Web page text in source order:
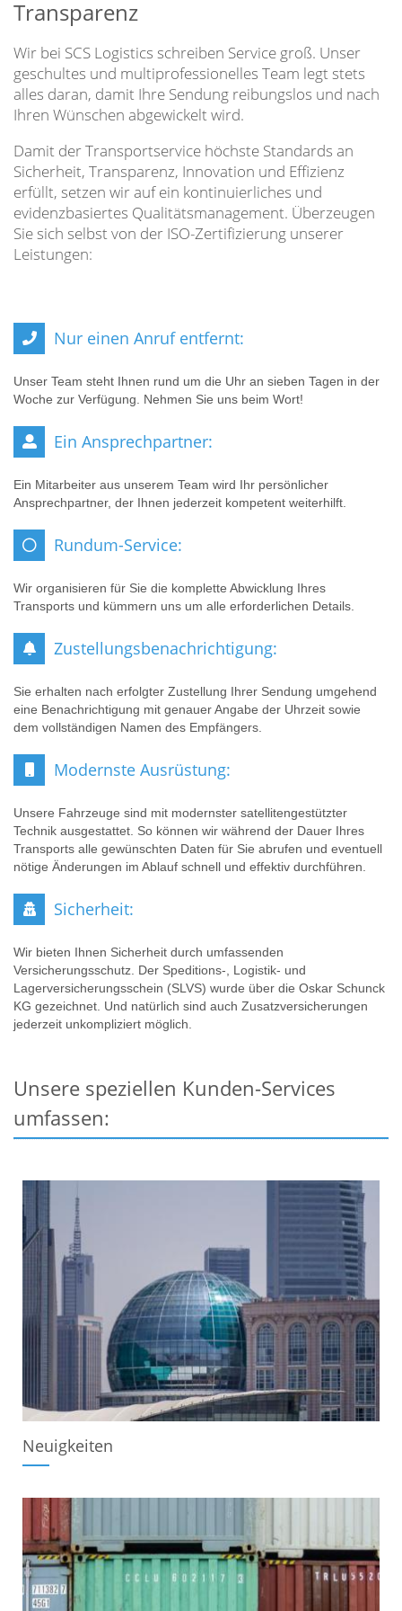
Transparenz
Wir bei SCS Logistics schreiben Service groß. Unser
geschultes und multiprofessionelles Team legt stets
alles daran, damit Ihre Sendung reibungslos und nach
Ihren Wünschen abgewickelt wird.
Damit der Transportservice höchste Standards an
Sicherheit, Transparenz, Innovation und Effizienz
erfüllt, setzen wir auf ein kontinuierliches und
evidenzbasiertes Qualitätsmanagement. Überzeugen
Sie sich selbst von der ISO-Zertifizierung unserer
Leistungen:
Nur einen Anruf entfernt:
Unser Team steht Ihnen rund um die Uhr an sieben Tagen in der
Woche zur Verfügung. Nehmen Sie uns beim Wort!
Ein Ansprechpartner:
Ein Mitarbeiter aus unserem Team wird Ihr persönlicher
Ansprechpartner, der Ihnen jederzeit kompetent weiterhilft.
Rundum-Service:
Wir organisieren für Sie die komplette Abwicklung Ihres
Transports und kümmern uns um alle erforderlichen Details.
Zustellungsbenachrichtigung:
Sie erhalten nach erfolgter Zustellung Ihrer Sendung umgehend
eine Benachrichtigung mit genauer Angabe der Uhrzeit sowie
dem vollständigen Namen des Empfängers.
Modernste Ausrüstung:
Unsere Fahrzeuge sind mit modernster satellitengestützter
Technik ausgestattet. So können wir während der Dauer Ihres
Transports alle gewünschten Daten für Sie abrufen und eventuell
nötige Änderungen im Ablauf schnell und effektiv durchführen.
Sicherheit:
Wir bieten Ihnen Sicherheit durch umfassenden
Versicherungsschutz. Der Speditions-, Logistik- und
Lagerversicherungsschein (SLVS) wurde über die Oskar Schunck
KG gezeichnet. Und natürlich sind auch Zusatzversicherungen
jederzeit unkompliziert möglich.
Unsere speziellen Kunden-Services
umfassen:
Neuigkeiten